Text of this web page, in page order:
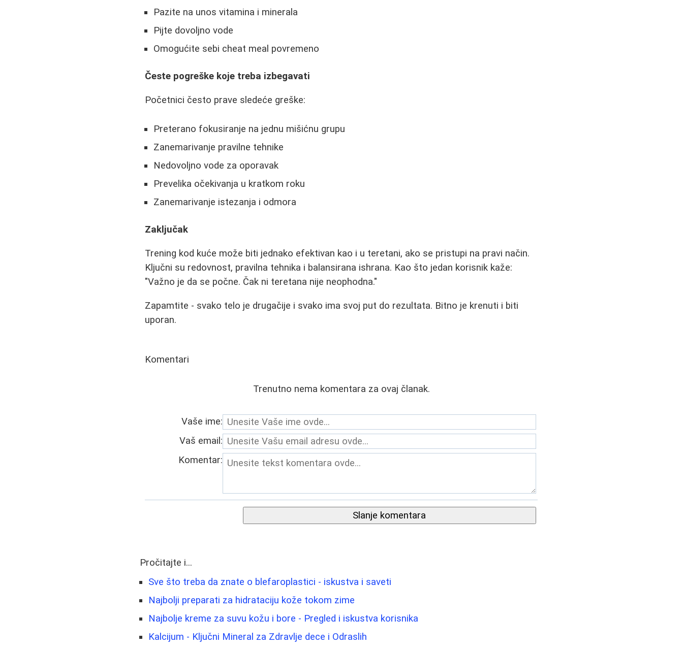
Pazite na unos vitamina i minerala
Pijte dovoljno vode
Omogućite sebi cheat meal povremeno
Česte pogreške koje treba izbegavati
Početnici često prave sledeće greške:
Preterano fokusiranje na jednu mišićnu grupu
Zanemarivanje pravilne tehnike
Nedovoljno vode za oporavak
Prevelika očekivanja u kratkom roku
Zanemarivanje istezanja i odmora
Zaključak
Trening kod kuće može biti jednako efektivan kao i u teretani, ako se pristupi na pravi način.
Ključni su redovnost, pravilna tehnika i balansirana ishrana. Kao što jedan korisnik kaže:
"Važno je da se počne. Čak ni teretana nije neophodna."
Zapamtite - svako telo je drugačije i svako ima svoj put do rezultata. Bitno je krenuti i biti
uporan.
Komentari
Trenutno nema komentara za ovaj članak.
Vaše ime:
Vaš email:
Komentar:
Slanje komentara
Pročitajte i...
Sve što treba da znate o blefaroplastici - iskustva i saveti
Najbolji preparati za hidrataciju kože tokom zime
Najbolje kreme za suvu kožu i bore - Pregled i iskustva korisnika
Kalcijum - Ključni Mineral za Zdravlje dece i Odraslih